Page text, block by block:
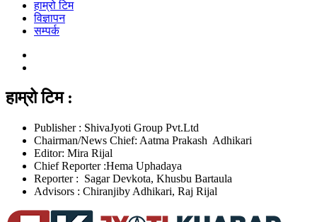
हाम्रो टिम
विज्ञापन
सम्पर्क
हाम्रो टिम :
Publisher : ShivaJyoti Group Pvt.Ltd
Chairman/News Chief: Aatma Prakash Adhikari
Editor: Mira Rijal
Chief Reporter :Hema Uphadaya
Reporter : Sagar Devkota, Khusbu Bartaula
Advisors : Chiranjiby Adhikari, Raj Rijal